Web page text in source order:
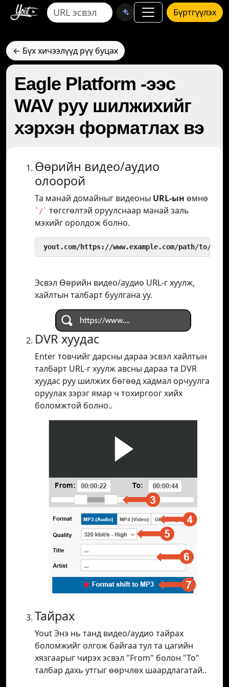
Бүртгүүлэх
← Бүх хичээлүүд рүү буцах
Eagle Platform -ээс
WAV руу шилжихийг
хэрхэн форматлах вэ
Өөрийн видео/аудио
олоорой
Та манай домайныг видеоны URL-ын өмнө
`/` төгсгөлтэй оруулснаар манай заль
мэхийг оролдож болно.
yout.com/https://www.example.com/path/to/
Эсвэл Өөрийн видео/аудио URL-г хуулж,
хайлтын талбарт буулгана уу.
DVR хуудас
Enter товчийг дарсны дараа эсвэл хайлтын
талбарт URL-г хуулж авсны дараа та DVR
хуудас руу шилжих бөгөөд хадмал орчуулга
оруулах зэрэг ямар ч тохиргоог хийх
боломжтой болно..
Тайрах
Yout Энэ нь танд видео/аудио тайрах
боломжийг олгож байгаа тул та цагийн
хязгаарыг чирэх эсвэл "From" болон "To"
талбар дахь утгыг өөрчлөх шаардлагатай..